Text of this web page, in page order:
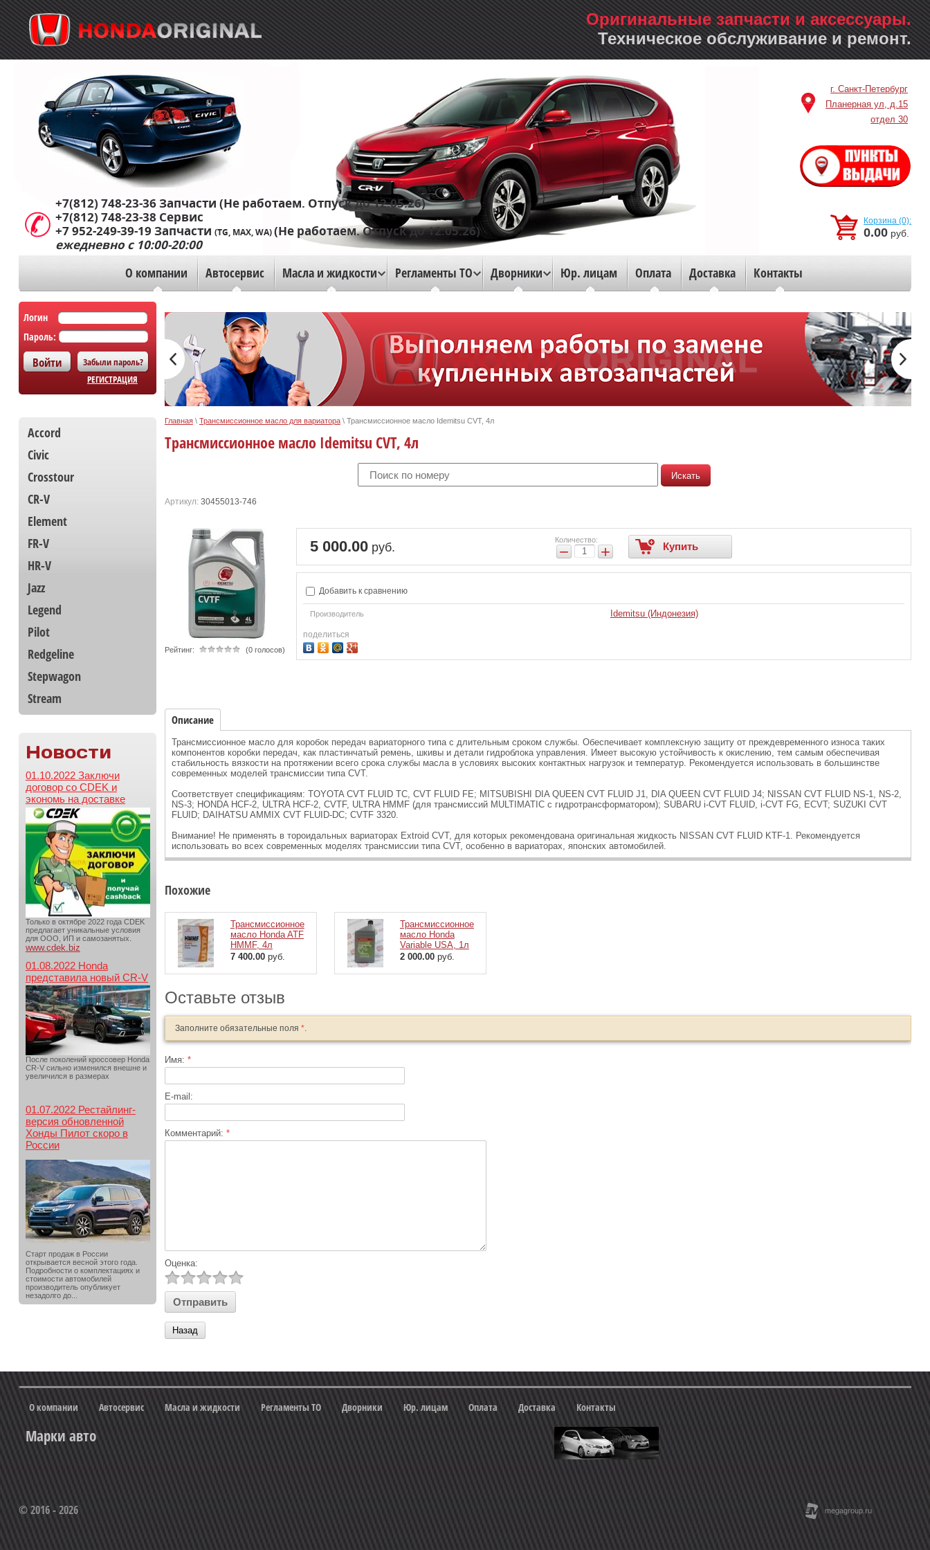
г. Санкт-Петербург
Планерная ул, д.15
отдел 30
О компании Автосервис Масла и жидкости Регламенты ТО Дворники Юр. лицам Оплата Доставка Контакты
Корзина (0):
0.00 руб.
Оригинальные запчасти и аксессуары.
Техническое обслуживание и ремонт.
+7(812) 748-23-36Запчасти (Не работаем. Отпуск до 12.05.26)
+7(812) 748-23-38 Сервис
+7 952-249-39-19 Запчасти (TG, MAX, WA) (Не работаем. Отпуск до 12.05.26)
ежедневно с 10:00-20:00
Логин
Пароль:
Забыли пароль?
РЕГИСТРАЦИЯ
Accord
Civic
Crosstour
CR-V
Element
FR-V
HR-V
Jazz
Legend
Pilot
Redgeline
Stepwagon
Stream
Новости
01.10.2022 Заключи
договор со CDEK и
экономь на доставке
Только в октябре 2022 года CDEK
предлагает уникальные условия
для ООО, ИП и самозанятых.
www.cdek.biz
01.08.2022 Honda
представила новый CR-V
После поколений кроссовер Honda
CR-V сильно изменился внешне и
увеличился в размерах
01.07.2022 Рестайлинг-
версия обновленной
Хонды Пилот скоро в
России
Старт продаж в России
открывается весной этого года.
Подробности о комплектациях и
стоимости автомобилей
производитель опубликует
незадолго до...
Главная\ Трансмиссионное масло для вариатора\ Трансмиссионное масло Idemitsu CVT, 4л
Трансмиссионное масло Idemitsu CVT, 4л
Артикул:30455013-746
Рейтинг: (0 голосов)
5 000.00руб.
Количество:
− + Купить
Добавить к сравнению
Производитель Idemitsu (Индонезия)
поделиться
Описание
Трансмиссионное масло для коробок передач вариаторного типа с длительным сроком службы. Обеспечивает комплексную защиту от преждевременного износа таких
компонентов коробки передач, как пластинчатый ремень, шкивы и детали гидроблока управления. Имеет высокую устойчивость к окислению, тем самым обеспечивая
стабильность вязкости на протяжении всего срока службы масла в условиях высоких контактных нагрузок и температур. Рекомендуется использовать в большинстве
современных моделей трансмиссии типа CVT.
Соответствует спецификациям: TOYOTA CVT FLUID TC, CVT FLUID FE; MITSUBISHI DIA QUEEN CVT FLUID J1, DIA QUEEN CVT FLUID J4; NISSAN CVT FLUID NS-1, NS-2,
NS-3; HONDA HCF-2, ULTRA HCF-2, CVTF, ULTRA HMMF (для трансмиссий MULTIMATIC с гидротрансформатором); SUBARU i-CVT FLUID, i-CVT FG, ECVT; SUZUKI CVT
FLUID; DAIHATSU AMMIX CVT FLUID-DC; CVTF 3320.
Внимание! Не применять в тороидальных вариаторах Extroid CVT, для которых рекомендована оригинальная жидкость NISSAN CVT FLUID KTF-1. Рекомендуется
использовать во всех современных моделях трансмиссии типа CVT, особенно в вариаторах, японских автомобилей.
Похожие
Трансмиссионное
масло Honda ATF
HMMF, 4л
7 400.00руб.
Трансмиссионное
масло Honda
Variable USA, 1л
2 000.00руб.
Оставьте отзыв
Заполните обязательные поля *.
Имя: *
E-mail:
Комментарий: *
Оценка:
Назад
О компании Автосервис Масла и жидкости Регламенты ТО Дворники Юр. лицам Оплата Доставка Контакты
Марки авто
© 2016 - 2026